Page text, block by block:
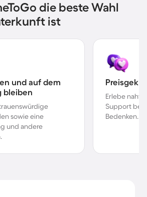
die beste Wahl
ist
und auf dem
bleiben
sowie eine
und andere
Erlebe
Support bei
Bedenken.